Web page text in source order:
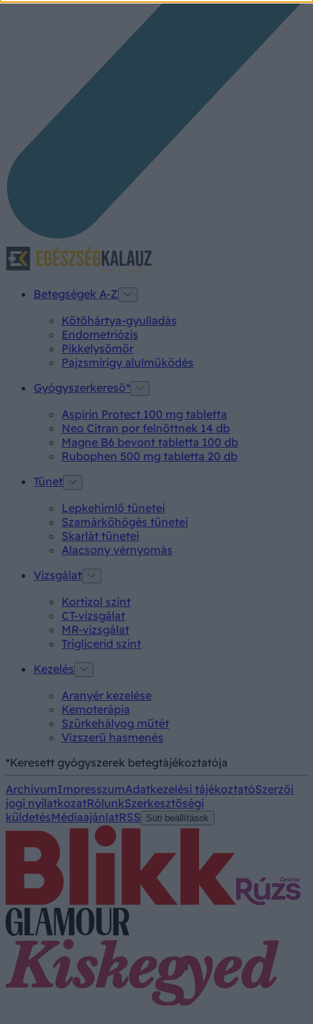
Betegségek A-Z
Kötőhártya-gyulladás
Endometriózis
Pikkelysömör
Pajzsmirigy alulműködés
Gyógyszerkereső*
Aspirin Protect 100 mg tabletta
Neo Citran por felnőttnek 14 db
Magne B6 bevont tabletta 100 db
Rubophen 500 mg tabletta 20 db
Tünet
Lepkehimlő tünetei
Szamárköhögés tünetei
Skarlát tünetei
Alacsony vérnyomás
Vizsgálat
Kortizol szint
CT-vizsgálat
MR-vizsgálat
Triglicerid szint
Kezelés
Aranyér kezelése
Kemoterápia
Szürkehályog műtét
Vízszerű hasmenés
*Keresett gyógyszerek betegtájékoztatója
ArchívumImpresszumAdatkezelési tájékoztatóSzerzői
jogi nyilatkozatRólunkSzerkesztőségi
küldetésMédiaajánlatRSS Süti beállítások